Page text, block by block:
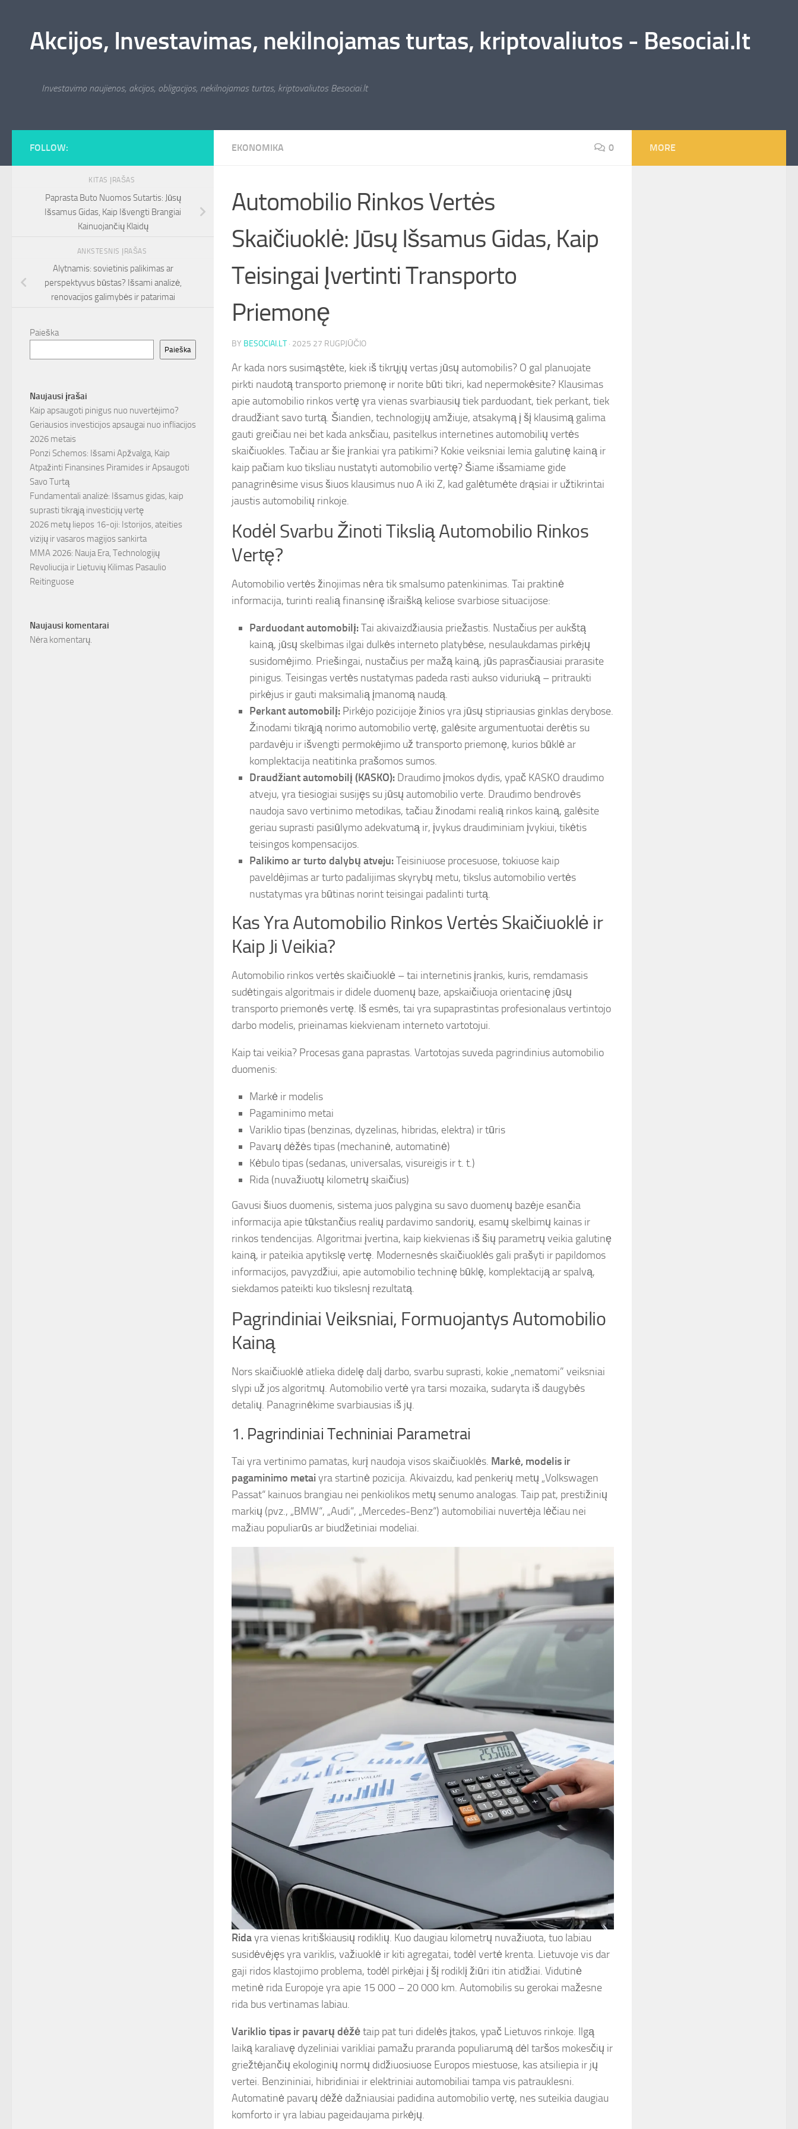
Akcijos, Investavimas, nekilnojamas turtas, kriptovaliutos - Besociai.lt
Investavimo naujienos, akcijos, obligacijos, nekilnojamas turtas, kriptovaliutos Besociai.lt
EKONOMIKA 0
Automobilio Rinkos Vertės
Skaičiuoklė: Jūsų Išsamus Gidas, Kaip
Teisingai Įvertinti Transporto
Priemonę
BY BESOCIAI.LT · 2025 27 RUGPJŪČIO
Ar kada nors susimąstėte, kiek iš tikrųjų vertas jūsų automobilis? O gal planuojate
pirkti naudotą transporto priemonę ir norite būti tikri, kad nepermokėsite? Klausimas
apie automobilio rinkos vertę yra vienas svarbiausių tiek parduodant, tiek perkant, tiek
draudžiant savo turtą. Šiandien, technologijų amžiuje, atsakymą į šį klausimą galima
gauti greičiau nei bet kada anksčiau, pasitelkus internetines automobilių vertės
skaičiuokles. Tačiau ar šie įrankiai yra patikimi? Kokie veiksniai lemia galutinę kainą ir
kaip pačiam kuo tiksliau nustatyti automobilio vertę? Šiame išsamiame gide
panagrinėsime visus šiuos klausimus nuo A iki Z, kad galėtumėte drąsiai ir užtikrintai
jaustis automobilių rinkoje.
Kodėl Svarbu Žinoti Tikslią Automobilio Rinkos
Vertę?
Automobilio vertės žinojimas nėra tik smalsumo patenkinimas. Tai praktinė
informacija, turinti realią finansinę išraišką keliose svarbiose situacijose:
Parduodant automobilį:Tai akivaizdžiausia priežastis. Nustačius per aukštą
kainą, jūsų skelbimas ilgai dulkės interneto platybėse, nesulaukdamas pirkėjų
susidomėjimo. Priešingai, nustačius per mažą kainą, jūs paprasčiausiai prarasite
pinigus. Teisingas vertės nustatymas padeda rasti aukso viduriuką – pritraukti
pirkėjus ir gauti maksimalią įmanomą naudą.
Perkant automobilį: Pirkėjo pozicijoje žinios yra jūsų stipriausias ginklas derybose.
Žinodami tikrąją norimo automobilio vertę, galėsite argumentuotai derėtis su
pardavėju ir išvengti permokėjimo už transporto priemonę, kurios būklė ar
komplektacija neatitinka prašomos sumos.
Draudžiant automobilį (KASKO): Draudimo įmokos dydis, ypač KASKO draudimo
atveju, yra tiesiogiai susijęs su jūsų automobilio verte. Draudimo bendrovės
naudoja savo vertinimo metodikas, tačiau žinodami realią rinkos kainą, galėsite
geriau suprasti pasiūlymo adekvatumą ir, įvykus draudiminiam įvykiui, tikėtis
teisingos kompensacijos.
Palikimo ar turto dalybų atveju:Teisiniuose procesuose, tokiuose kaip
paveldėjimas ar turto padalijimas skyrybų metu, tikslus automobilio vertės
nustatymas yra būtinas norint teisingai padalinti turtą.
Kas Yra Automobilio Rinkos Vertės Skaičiuoklė ir
Kaip Ji Veikia?
Automobilio rinkos vertės skaičiuoklė – tai internetinis įrankis, kuris, remdamasis
sudėtingais algoritmais ir didele duomenų baze, apskaičiuoja orientacinę jūsų
transporto priemonės vertę. Iš esmės, tai yra supaprastintas profesionalaus vertintojo
darbo modelis, prieinamas kiekvienam interneto vartotojui.
Kaip tai veikia? Procesas gana paprastas. Vartotojas suveda pagrindinius automobilio
duomenis:
Markė ir modelis
Pagaminimo metai
Variklio tipas (benzinas, dyzelinas, hibridas, elektra) ir tūris
Pavarų dėžės tipas (mechaninė, automatinė)
Kėbulo tipas (sedanas, universalas, visureigis ir t. t.)
Rida (nuvažiuotų kilometrų skaičius)
Gavusi šiuos duomenis, sistema juos palygina su savo duomenų bazėje esančia
informacija apie tūkstančius realių pardavimo sandorių, esamų skelbimų kainas ir
rinkos tendencijas. Algoritmai įvertina, kaip kiekvienas iš šių parametrų veikia galutinę
kainą, ir pateikia apytikslę vertę. Modernesnės skaičiuoklės gali prašyti ir papildomos
informacijos, pavyzdžiui, apie automobilio techninę būklę, komplektaciją ar spalvą,
siekdamos pateikti kuo tikslesnį rezultatą.
Pagrindiniai Veiksniai, Formuojantys Automobilio
Kainą
Nors skaičiuoklė atlieka didelę dalį darbo, svarbu suprasti, kokie „nematomi” veiksniai
slypi už jos algoritmų. Automobilio vertė yra tarsi mozaika, sudaryta iš daugybės
detalių. Panagrinėkime svarbiausias iš jų.
1. Pagrindiniai Techniniai Parametrai
Tai yra vertinimo pamatas, kurį naudoja visos skaičiuoklės. Markė, modelis ir
pagaminimo metai yra startinė pozicija. Akivaizdu, kad penkerių metų „Volkswagen
Passat“ kainuos brangiau nei penkiolikos metų senumo analogas. Taip pat, prestižinių
markių (pvz., „BMW“, „Audi“, „Mercedes-Benz“) automobiliai nuvertėja lėčiau nei
mažiau populiarūs ar biudžetiniai modeliai.
Ridayra vienas kritiškiausių rodiklių. Kuo daugiau kilometrų nuvažiuota, tuo labiau
susidėvėjęs yra variklis, važiuoklė ir kiti agregatai, todėl vertė krenta. Lietuvoje vis dar
gaji ridos klastojimo problema, todėl pirkėjai į šį rodiklį žiūri itin atidžiai. Vidutinė
metinė rida Europoje yra apie 15 000 – 20 000 km. Automobilis su gerokai mažesne
rida bus vertinamas labiau.
Variklio tipas ir pavarų dėžėtaip pat turi didelės įtakos, ypač Lietuvos rinkoje. Ilgą
laiką karaliavę dyzeliniai varikliai pamažu praranda populiarumą dėl taršos mokesčių ir
griežtėjančių ekologinių normų didžiuosiuose Europos miestuose, kas atsiliepia ir jų
vertei. Benzininiai, hibridiniai ir elektriniai automobiliai tampa vis patrauklesni.
Automatinė pavarų dėžė dažniausiai padidina automobilio vertę, nes suteikia daugiau
komforto ir yra labiau pageidaujama pirkėjų.
FOLLOW:
KITAS ĮRAŠAS
Paprasta Buto Nuomos Sutartis: Jūsų
Išsamus Gidas, Kaip Išvengti Brangiai
Kainuojančių Klaidų
ANKSTESNIS ĮRAŠAS
Alytnamis: sovietinis palikimas ar
perspektyvus būstas? Išsami analizė,
renovacijos galimybės ir patarimai
Paieška
Paieška
Naujausi įrašai
Kaip apsaugoti pinigus nuo nuvertėjimo?
Geriausios investicijos apsaugai nuo infliacijos
2026 metais
Ponzi Schemos: Išsami Apžvalga, Kaip
Atpažinti Finansines Piramides ir Apsaugoti
Savo Turtą
Fundamentali analizė: Išsamus gidas, kaip
suprasti tikrąją investicijų vertę
2026 metų liepos 16-oji: Istorijos, ateities
vizijų ir vasaros magijos sankirta
MMA 2026: Nauja Era, Technologijų
Revoliucija ir Lietuvių Kilimas Pasaulio
Reitinguose
Naujausi komentarai
Nėra komentarų.
MORE